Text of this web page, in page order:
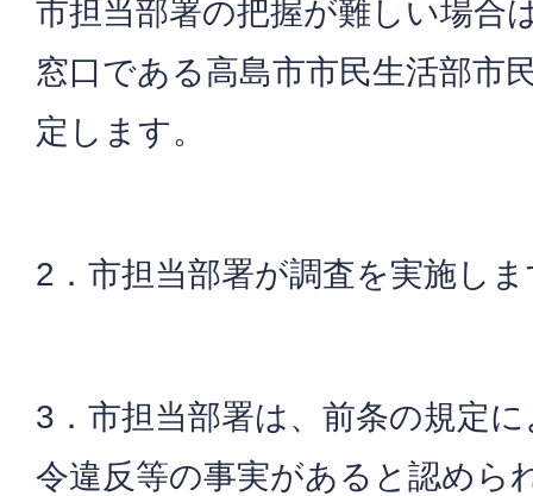
市担当部署の把握が難しい場合
窓口である高島市市民生活部市
定します。
2．市担当部署が調査を実施し
3．市担当部署は、前条の規定
令違反等の事実があると認めら